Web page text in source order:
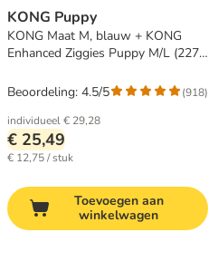
KONG Puppy
KONG Maat M, blauw + KONG
Enhanced Ziggies Puppy M/L (227
individueel€ 29,28
€ 25,49
€ 12,75 / stuk
Beoordeling: 4.5/5 (918)
Toevoegen aan
winkelwagen